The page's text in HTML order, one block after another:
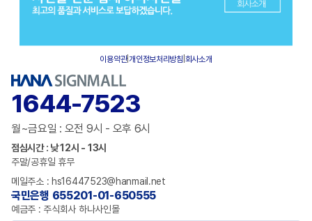
이용약관|개인정보처리방침 회사소개
1644-7523
월~금요일 : 오전 9시 - 오후 6시
점심시간 : 낮 12시 - 13시
주말/공휴일 휴무
메일주소 : hs16447523@hanmail.net
국민은행 655201-01-650555
예금주 : 주식회사 하나사인몰